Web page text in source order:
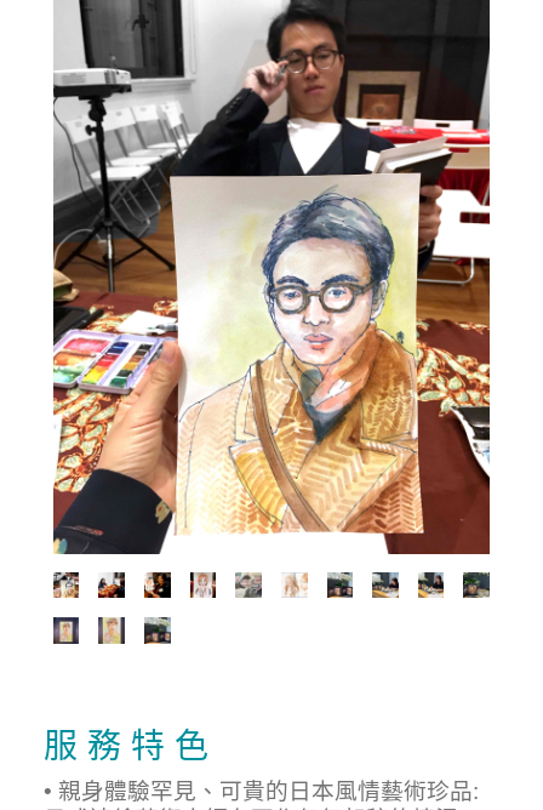
服 務 特 色
• 親身體驗罕見、可貴的日本風情藝術珍品: